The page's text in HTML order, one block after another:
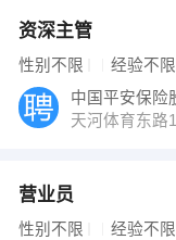
资深主管
性别不限 经验不限
中国平安保险
天河体育东路
营业员
性别不限 经验不限